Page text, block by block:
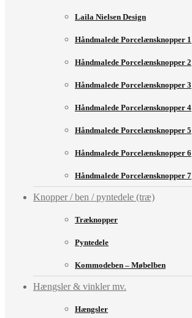
Laila Nielsen Design
Håndmalede Porcelænsknopper 1
Håndmalede Porcelænsknopper 2
Håndmalede Porcelænsknopper 3
Håndmalede Porcelænsknopper 4
Håndmalede Porcelænsknopper 5
Håndmalede Porcelænsknopper 6
Håndmalede Porcelænsknopper 7
Knopper / ben / pyntedele (træ)
Træknopper
Pyntedele
Kommodeben – Møbelben
Hængsler & vinkler mv.
Hængsler